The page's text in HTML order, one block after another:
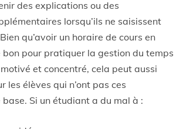
des explications ou des
lorsqu’ils ne saisissent
qu’avoir un horaire de cours en
bon pour pratiquer la gestion du temps
et concentré, cela peut aussi
les élèves qui n’ont pas ces
Si un étudiant a du mal à :